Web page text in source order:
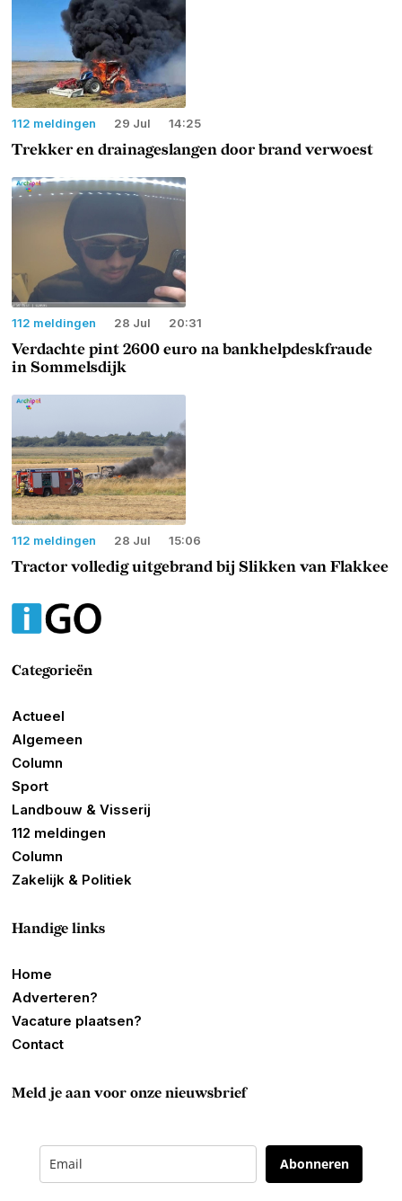
112 meldingen 29 Jul 14:25
Trekker en drainageslangen door brand verwoest
112 meldingen 28 Jul 20:31
Verdachte pint 2600 euro na bankhelpdeskfraude
in Sommelsdijk
112 meldingen 28 Jul 15:06
Tractor volledig uitgebrand bij Slikken van Flakkee
Categorieën
Actueel
Algemeen
Column
Sport
Landbouw & Visserij
112 meldingen
Column
Zakelijk & Politiek
Handige links
Home
Adverteren?
Vacature plaatsen?
Contact
Meld je aan voor onze nieuwsbrief
Abonneren